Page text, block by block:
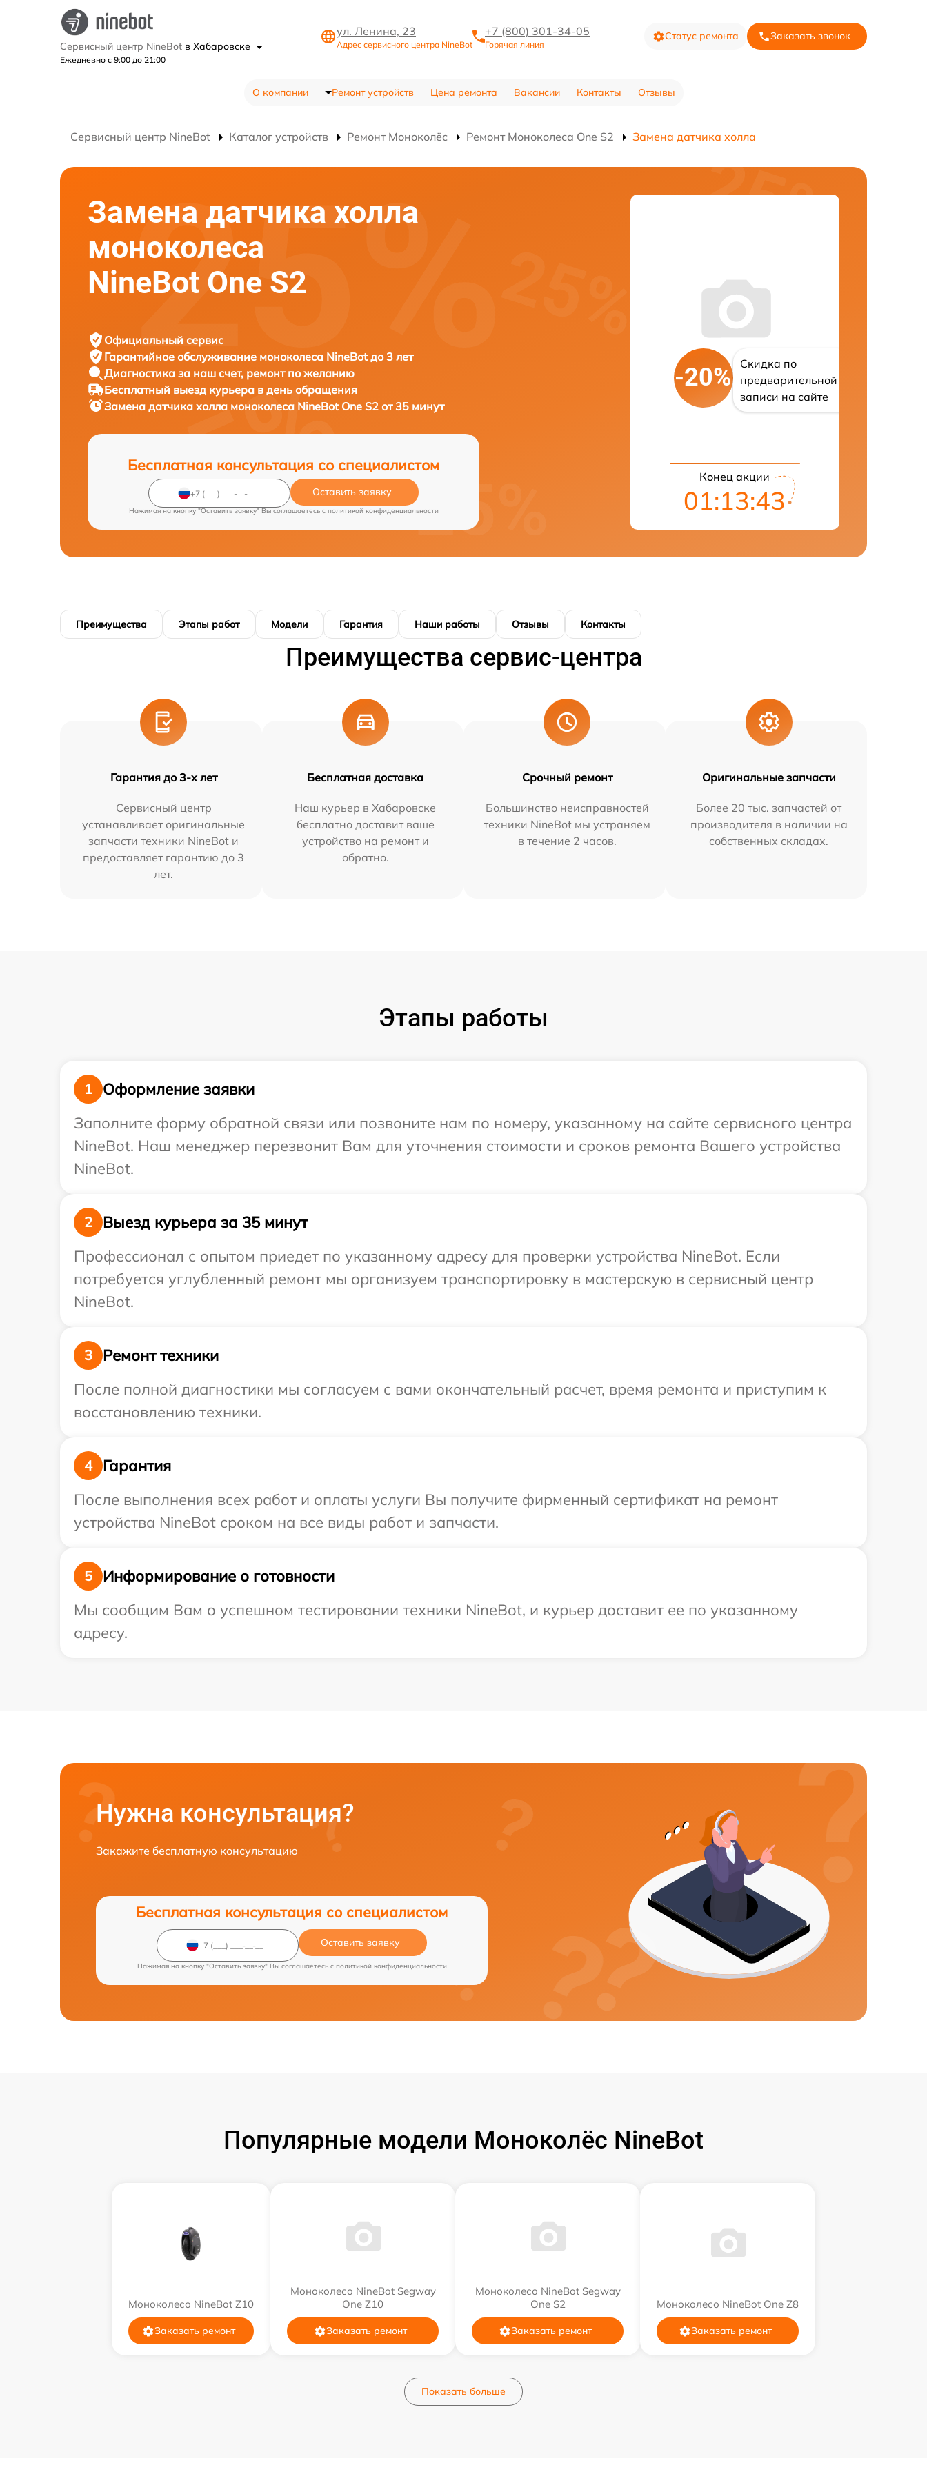
Сервисный центр NineBot в Хабаровске
Ежедневно с 9:00 до 21:00
ул. Ленина, 23
Адрес сервисного центра NineBot
+7 (800) 301-34-05
Горячая линия
Статус ремонта Заказать звонок
О компании Ремонт устройств Цена ремонта Вакансии Контакты Отзывы
Сервисный центр NineBot Каталог устройств Ремонт Моноколёс Ремонт Моноколеса One S2 Замена датчика холла
Замена датчика холла
моноколеса
NineBot One S2
Официальный сервис
Гарантийное обслуживание моноколеса NineBot до 3 лет
Диагностика за наш счет, ремонт по желанию
Бесплатный выезд курьера в день обращения
Замена датчика холла моноколеса NineBot One S2 от 35 минут
Бесплатная консультация со специалистом
Оставить заявку
Нажимая на кнопку "Оставить заявку" Вы соглашаетесь c политикой конфиденциальности
-20%
Скидка по
предварительной
записи на сайте
Конец акции
01:13:42
Преимущества Этапы работ Модели Гарантия Наши работы Отзывы Контакты
Преимущества сервис-центра
Гарантия до 3-х лет
Сервисный центр
устанавливает оригинальные
запчасти техники NineBot и
предоставляет гарантию до 3
лет.
Бесплатная доставка
Наш курьер в Хабаровске
бесплатно доставит ваше
устройство на ремонт и
обратно.
Срочный ремонт
Большинство неисправностей
техники NineBot мы устраняем
в течение 2 часов.
Оригинальные запчасти
Более 20 тыс. запчастей от
производителя в наличии на
собственных складах.
Этапы работы
1
Оформление заявки
Заполните форму обратной связи или позвоните нам по номеру, указанному на сайте сервисного центра
NineBot. Наш менеджер перезвонит Вам для уточнения стоимости и сроков ремонта Вашего устройства
NineBot.
2
Выезд курьера за 35 минут
Профессионал с опытом приедет по указанному адресу для проверки устройства NineBot. Если
потребуется углубленный ремонт мы организуем транспортировку в мастерскую в сервисный центр
NineBot.
3
Ремонт техники
После полной диагностики мы согласуем с вами окончательный расчет, время ремонта и приступим к
восстановлению техники.
4
Гарантия
После выполнения всех работ и оплаты услуги Вы получите фирменный сертификат на ремонт
устройства NineBot сроком на все виды работ и запчасти.
5
Информирование о готовности
Мы сообщим Вам о успешном тестировании техники NineBot, и курьер доставит ее по указанному
адресу.
Нужна консультация?
Закажите бесплатную консультацию
Бесплатная консультация со специалистом
Оставить заявку
Нажимая на кнопку "Оставить заявку" Вы соглашаетесь c политикой конфиденциальности
Популярные модели Моноколёс NineBot
Моноколесо NineBot Z10
Заказать ремонт
Моноколесо NineBot Segway
One Z10
Заказать ремонт
Моноколесо NineBot Segway
One S2
Заказать ремонт
Моноколесо NineBot One Z8
Заказать ремонт
Показать больше